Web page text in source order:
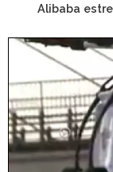
Alibaba